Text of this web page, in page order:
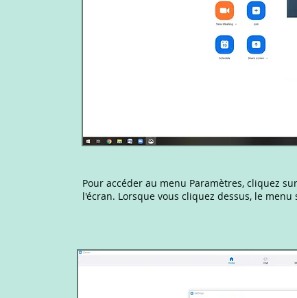
Pour accéder au menu Paramètres, cliquez
l'écran. Lorsque vous cliquez dessus, le